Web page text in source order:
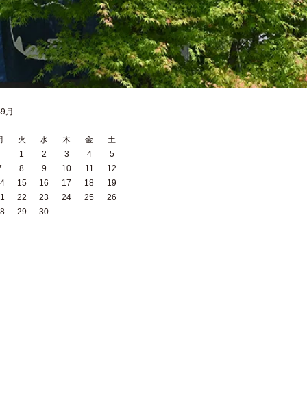
月
火 水 木 金
土
1
2 3 4
5
8 9 10 11
12
15 16 17 18
19
22 23 24 25
26
29 30